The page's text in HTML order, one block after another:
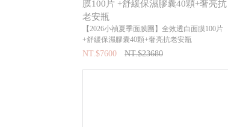
膜100片 +舒緩保濕膠囊40顆+奢亮抗
老安瓶
【2026小禎夏季面膜團】全效透白面膜100片
+舒緩保濕膠囊40顆+奢亮抗老安瓶
NT.$7600 NT.$23680